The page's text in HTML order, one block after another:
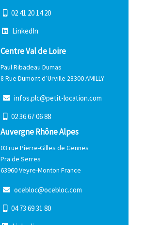
02 41 20 14 20
LinkedIn
Centre Val de Loire
Paul Ribadeau Dumas
8 Rue Dumont d’Urville 28300 AMILLY
infos.plc@petit-location.com
0236670688
Auvergne Rhône Alpes
03 rue Pierre-Gilles de Gennes
Pra de Serres
63960 Veyre-Monton France
ocebloc@ocebloc.com
04 73 6931 80